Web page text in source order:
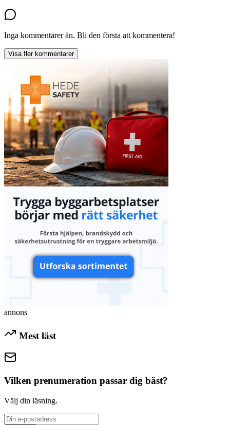
Inga kommentarer än. Bli den första att kommentera!
Visa fler kommentarer
annons
Mest läst
Vilken prenumeration passar dig bäst?
Välj din läsning.